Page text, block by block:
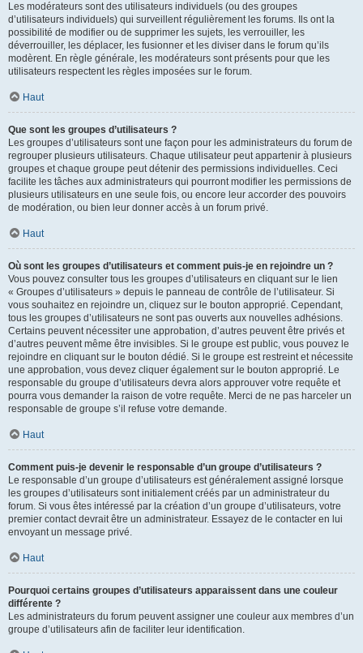
Les modérateurs sont des utilisateurs individuels (ou des groupes
d’utilisateurs individuels) qui surveillent régulièrement les forums. Ils ont la
possibilité de modifier ou de supprimer les sujets, les verrouiller, les
déverrouiller, les déplacer, les fusionner et les diviser dans le forum qu’ils
modèrent. En règle générale, les modérateurs sont présents pour que les
utilisateurs respectent les règles imposées sur le forum.
Haut
Que sont les groupes d’utilisateurs ?
Les groupes d’utilisateurs sont une façon pour les administrateurs du forum de
regrouper plusieurs utilisateurs. Chaque utilisateur peut appartenir à plusieurs
groupes et chaque groupe peut détenir des permissions individuelles. Ceci
facilite les tâches aux administrateurs qui pourront modifier les permissions de
plusieurs utilisateurs en une seule fois, ou encore leur accorder des pouvoirs
de modération, ou bien leur donner accès à un forum privé.
Haut
Où sont les groupes d’utilisateurs et comment puis-je en rejoindre un ?
Vous pouvez consulter tous les groupes d’utilisateurs en cliquant sur le lien
« Groupes d’utilisateurs » depuis le panneau de contrôle de l’utilisateur. Si
vous souhaitez en rejoindre un, cliquez sur le bouton approprié. Cependant,
tous les groupes d’utilisateurs ne sont pas ouverts aux nouvelles adhésions.
Certains peuvent nécessiter une approbation, d’autres peuvent être privés et
d’autres peuvent même être invisibles. Si le groupe est public, vous pouvez le
rejoindre en cliquant sur le bouton dédié. Si le groupe est restreint et nécessite
une approbation, vous devez cliquer également sur le bouton approprié. Le
responsable du groupe d’utilisateurs devra alors approuver votre requête et
pourra vous demander la raison de votre requête. Merci de ne pas harceler un
responsable de groupe s’il refuse votre demande.
Haut
Comment puis-je devenir le responsable d’un groupe d’utilisateurs ?
Le responsable d’un groupe d’utilisateurs est généralement assigné lorsque
les groupes d’utilisateurs sont initialement créés par un administrateur du
forum. Si vous êtes intéressé par la création d’un groupe d’utilisateurs, votre
premier contact devrait être un administrateur. Essayez de le contacter en lui
envoyant un message privé.
Haut
Pourquoi certains groupes d’utilisateurs apparaissent dans une couleur
différente ?
Les administrateurs du forum peuvent assigner une couleur aux membres d’un
groupe d’utilisateurs afin de faciliter leur identification.